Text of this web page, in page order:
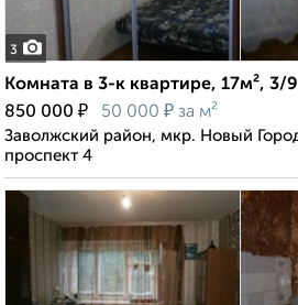
3
Комната в 3-к квартире, 17м², 3/
850 000 ₽ 50 000 ₽ за м²
Заволжский район, мкр. Новый
проспект 4